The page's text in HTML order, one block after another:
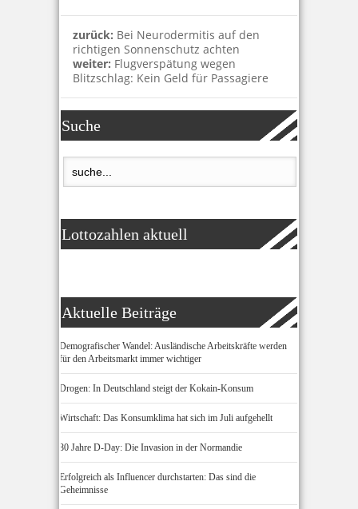
zurück: Bei Neurodermitis auf den
richtigen Sonnenschutz achten
weiter: Flugverspätung wegen
Blitzschlag: Kein Geld für Passagiere
Suche
Lottozahlen aktuell
Aktuelle Beiträge
Demografischer Wandel: Ausländische Arbeitskräfte werden
für den Arbeitsmarkt immer wichtiger
Drogen: In Deutschland steigt der Kokain-Konsum
Wirtschaft: Das Konsumklima hat sich im Juli aufgehellt
80 Jahre D-Day: Die Invasion in der Normandie
Erfolgreich als Influencer durchstarten: Das sind die
Geheimnisse